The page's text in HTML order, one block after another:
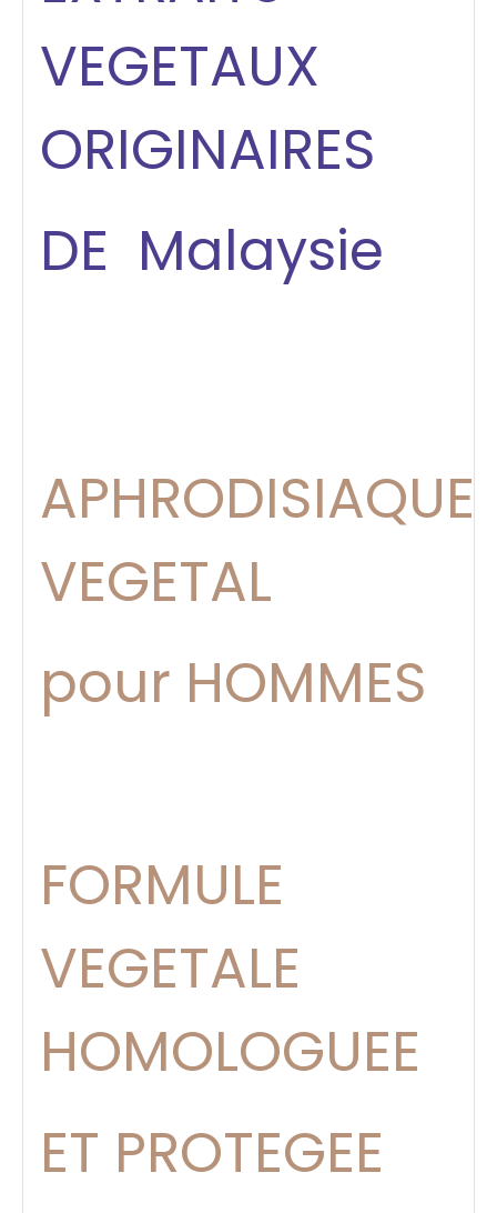
VEGETAUX
ORIGINAIRES
DE Malaysie
APHRODISIAQUE
VEGETAL
pour HOMMES
FORMULE
VEGETALE
HOMOLOGUEE
ET PROTEGEE